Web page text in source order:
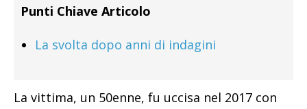
Punti Chiave Articolo
La svolta dopo anni di indagini
La vittima, un 50enne, fu uccisa nel 2017 con